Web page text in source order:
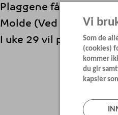
Plaggene fås kjøpt fra
Molde (Ved
I uke 29 vil plaggene
Vi
Som de
(cookies)
kommer
du gir
kapsler